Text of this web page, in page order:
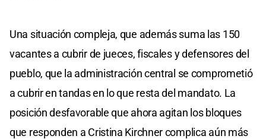
Una situación compleja, que además suma las 150
vacantes a cubrir de jueces, fiscales y defensores del
pueblo, que la administración central se comprometió
a cubrir en tandas en lo que resta del mandato. La
posición desfavorable que ahora agitan los bloques
que responden a Cristina Kirchner complica aún más